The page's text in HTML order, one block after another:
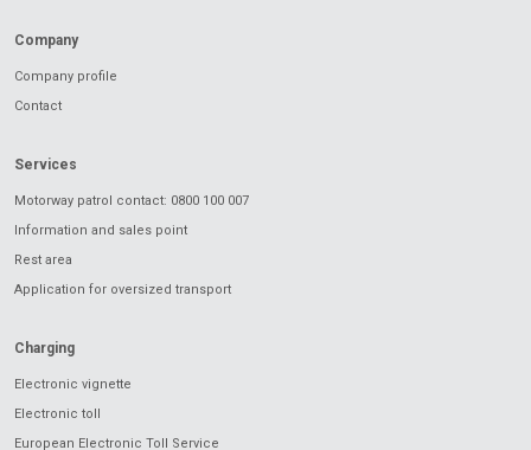
Company
Company profile
Contact
Services
Motorway patrol contact: 0800 100 007
Information and sales point
Rest area
Application for oversized transport
Charging
Electronic vignette
Electronic toll
European Electronic Toll Service